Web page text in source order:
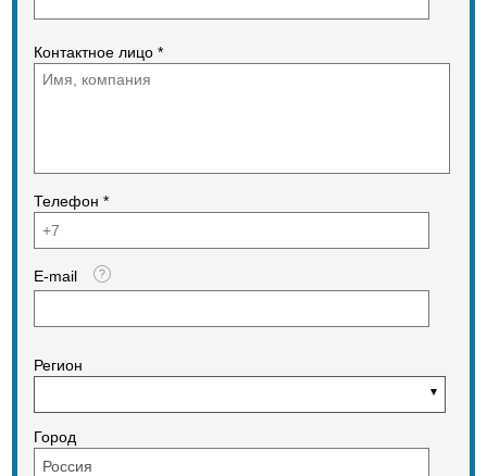
Контактное лицо *
Телефон *
E-mail
Регион
Город